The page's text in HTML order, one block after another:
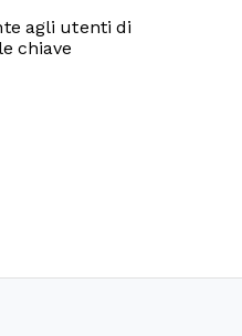
agli utenti di
chiave